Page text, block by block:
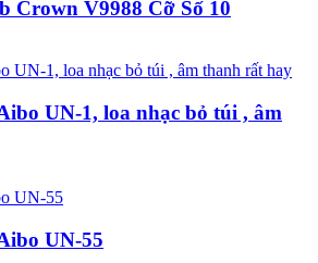
Crown V9988 Cỡ Số 10
UN-1, loa nhạc bỏ túi , âm
UN-55